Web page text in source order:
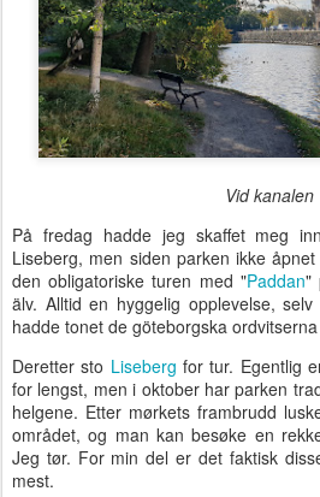
Vid kanalen
På fredag hadde jeg skaffet meg
Liseberg, men siden parken ikke
den obligatoriske turen med "Paddan"
älv. Alltid en hyggelig opplevelse,
hadde tonet de göteborgska
Deretter sto Liseberg for tur. Egentlig
for lengst, men i oktober har parken
helgene. Etter mørkets frambrudd
området, og man kan besøke en
Jeg tør. For min del er det faktisk
mest.